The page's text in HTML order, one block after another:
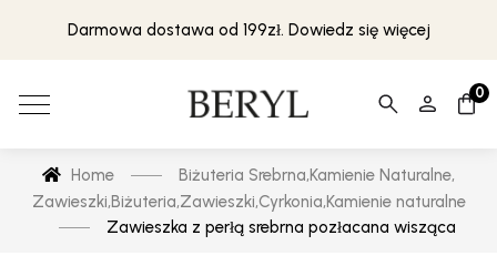
Darmowa dostawa od 199zł. Dowiedz się więcej
0
Home Biżuteria Srebrna,Kamienie Naturalne,
Zawieszki,Biżuteria,Zawieszki,Cyrkonia,Kamienie naturalne
Zawieszka z perłą srebrna pozłacana wisząca